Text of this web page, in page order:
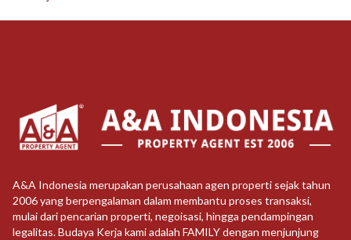
A&A Indonesia merupakan perusahaan agen properti sejak tahun
2006 yang berpengalaman dalam membantu proses transaksi,
mulai dari pencarian properti, negoisasi, hingga pendampingan
legalitas. Budaya Kerja kami adalah FAMILY dengan menjunjung